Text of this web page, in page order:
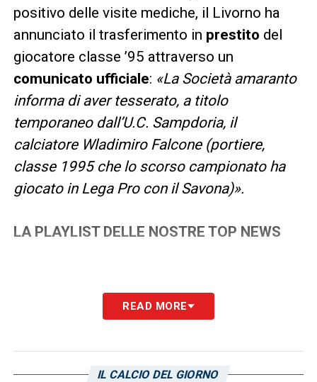
positivo delle visite mediche, il Livorno ha
annunciato il trasferimento in prestito del
giocatore classe ’95 attraverso un
comunicato ufficiale: «La Società amaranto
informa di aver tesserato, a titolo
temporaneo dall’U.C. Sampdoria, il
calciatore Wladimiro Falcone (portiere,
classe 1995 che lo scorso campionato ha
giocato in Lega Pro con il Savona)».
LA PLAYLIST DELLE NOSTRE TOP NEWS
READ MORE
IL CALCIO DEL GIORNO